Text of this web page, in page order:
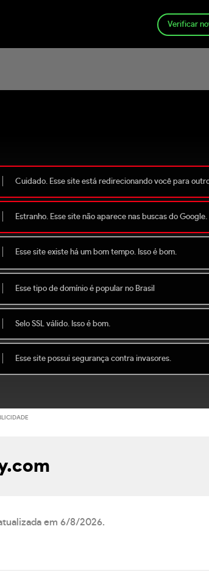
Verificar
Cuidado. Esse site está redirecionando você para
Estranho. Esse site não aparece nas buscas do Google.
Esse site existe há um bom tempo. Isso é bom.
Esse tipo de domínio é popular no Brasil
Selo SSL válido. Isso é bom.
Esse site possui segurança contra invasores.
em 6/8/2026.